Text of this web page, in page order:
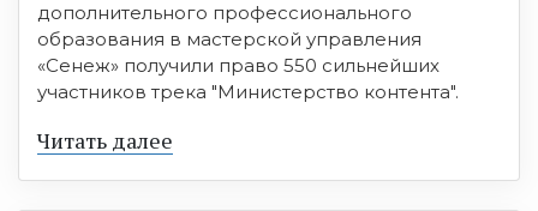
дополнительного профессионального
образования в мастерской управления
«Сенеж» получили право 550 сильнейших
участников трека "Министерство контента".
Читать далее